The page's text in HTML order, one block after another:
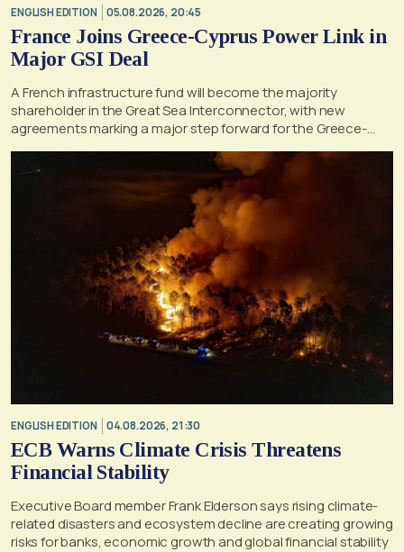
ENGLISH EDITION 05.08.2026, 20:45
France Joins Greece-Cyprus Power Link in
Major GSI Deal
A French infrastructure fund will become the majority
shareholder in the Great Sea Interconnector, with new
agreements marking a major step forward for the Greece-
ENGLISH EDITION 04.08.2026, 21:30
ECB Warns Climate Crisis Threatens
Financial Stability
Executive Board member Frank Elderson says rising climate-
related disasters and ecosystem decline are creating growing
risks for banks, economic growth and global financial stability